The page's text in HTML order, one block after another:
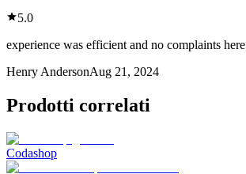
5.0
experience was efficient and no complaints here
Henry AndersonAug 21, 2024
Prodotti correlati
Codashop